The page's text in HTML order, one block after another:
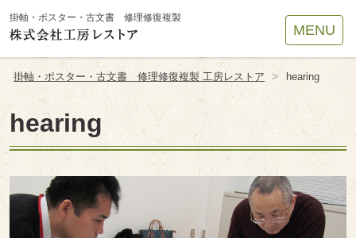
掛軸・ポスター・古文書 修理修復複製
MENU
掛軸・ポスター・古文書 修理修復複製 工房レストア > hearing
hearing
Site
Footer